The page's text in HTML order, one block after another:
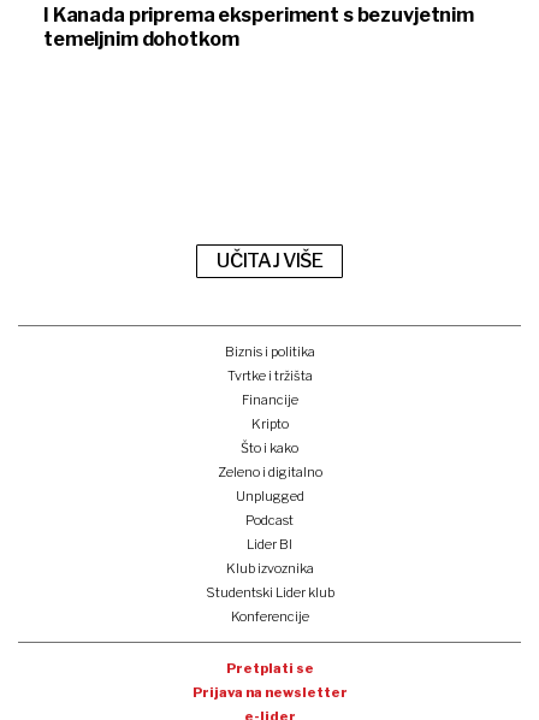
I Kanada priprema eksperiment s bezuvjetnim
temeljnim dohotkom
UČITAJ VIŠE
Biznis i politika
Tvrtke i tržišta
Financije
Kripto
Što i kako
Zeleno i digitalno
Unplugged
Podcast
Lider BI
Klub izvoznika
Studentski Lider klub
Konferencije
Pretplati se
Prijava na newsletter
e-lider